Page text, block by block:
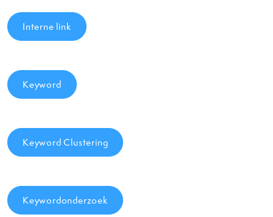
Interne link
Keyword
Keyword Clustering
Keywordonderzoek